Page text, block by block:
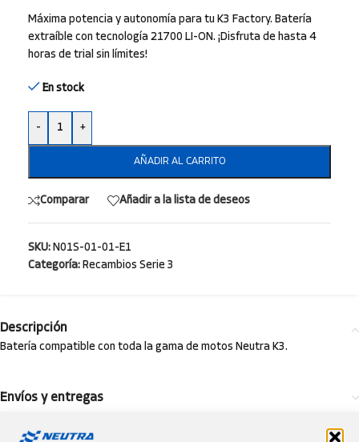
Máxima potencia y autonomía para tu K3 Factory. Batería
extraíble con tecnología 21700 LI-ON. ¡Disfruta de hasta 4
horas de trial sin límites!
En stock
- +
AÑADIR AL CARRITO
Comparar Añadir a la lista de deseos
SKU: N01S-01-01-E1
Categoría: Recambios Serie 3
Descripción
Batería compatible con toda la gama de motos Neutra K3.
Envíos y entregas